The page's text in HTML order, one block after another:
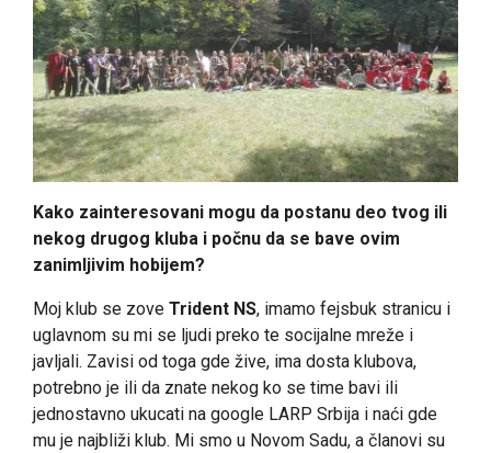
Kako zainteresovani mogu da postanu deo tvog ili
nekog drugog kluba i počnu da se bave ovim
zanimljivim hobijem?
Moj klub se zove Trident NS, imamo fejsbuk stranicu i
uglavnom su mi se ljudi preko te socijalne mreže i
javljali. Zavisi od toga gde žive, ima dosta klubova,
potrebno je ili da znate nekog ko se time bavi ili
jednostavno ukucati na google LARP Srbija i naći gde
mu je najbliži klub. Mi smo u Novom Sadu, a članovi su